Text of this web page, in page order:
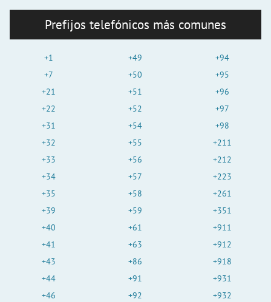
Prefijos telefónicos más comunes
+1
+7
+21
+22
+31
+32
+33
+34
+35
+39
+40
+41
+43
+44
+46
+49
+50
+51
+52
+54
+55
+56
+57
+58
+59
+61
+63
+86
+91
+92
+94
+95
+96
+97
+98
+211
+212
+223
+261
+351
+911
+912
+918
+931
+932